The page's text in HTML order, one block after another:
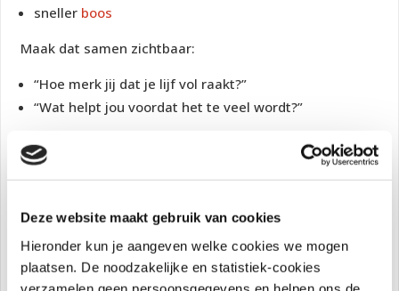
Deze website maakt gebruik van cookies
Hieronder kun je aangeven welke cookies we mogen
plaatsen. De noodzakelijke en statistiek-cookies
sneller boos
Maak dat samen zichtbaar:
“Hoe merk jij dat je lijf vol raakt?”
“Wat helpt jou voordat het te veel wordt?”
Dat kan zijn:
even apart spelen
iets in de handen knijpen
samen ademhalen
een vaste pauzeplek